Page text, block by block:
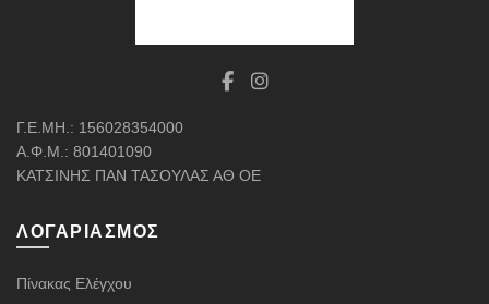
Γ.Ε.ΜΗ.: 156028354000
Α.Φ.Μ.: 801401090
ΚΑΤΣΙΝΗΣ ΠΑΝ ΤΑΣΟΥΛΑΣ ΑΘ ΟΕ
ΛΟΓΑΡΙΑΣΜΌΣ
Πίνακας Ελέγχου